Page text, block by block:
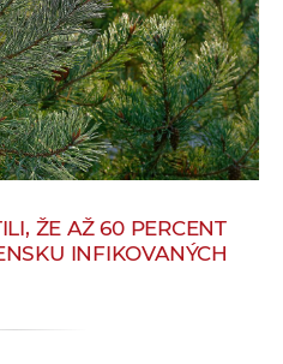
e
v
p
r
a
c
v
n
ŽE AŽ 60 PERCENT
INFIKOVANÝCH